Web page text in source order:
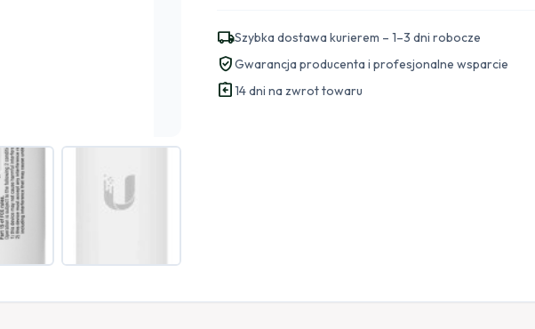
PoE
Indoor
Adapter
48V
local_shippingSzybka dostawa kurierem – 1–3 dni robocze
verified_userGwarancja producenta i profesjonalne wsparcie
assignment_return14 dni na zwrot towaru